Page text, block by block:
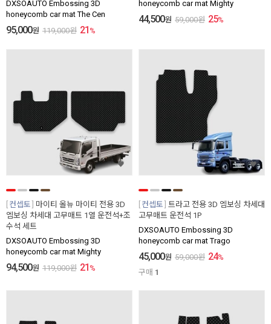
DXSOAUTO Embossing 3D
honeycomb car mat The Cen
95,000원 119,000원 21 %
honeycomb car mat Mighty
44,500원 59,000원 25%
컨셉토
마이티 올뉴 마이티 전용 3D
엠보싱 차세대 고무매트 1열 운전석+조
수석 세트
DXSOAUTO Embossing 3D
honeycomb car mat Mighty
94,500원 119,000원 21 %
컨셉토 트라고 전용 3D 엠보싱 차세대
고무매트 운전석 1P
DXSOAUTO Embossing 3D
honeycomb car mat Trago
45,000원 59,000원 24%
구매 1